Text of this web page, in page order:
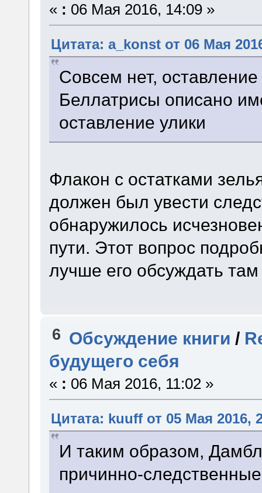
« : 06 Мая 2016, 14:09 »
Цитата: a_konst от 06 Мая
Совсем нет,
Беллатрисы описано
оставление улики
Флакон с остатками
должен был увести
обнаружилось
пути. Этот вопрос
лучше его обсуждать
6 Обсуждение книги /
будущего себя
« : 06 Мая 2016, 11:02 »
Цитата: kuuff от 05 Мая 2016,
И таким образом,
причинно-